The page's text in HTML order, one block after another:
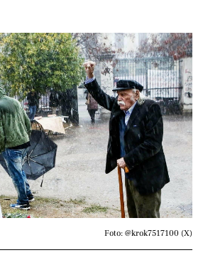
Foto: @krok7517100 (X)